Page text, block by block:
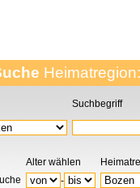
Suchbegriff
Alter wählen
-